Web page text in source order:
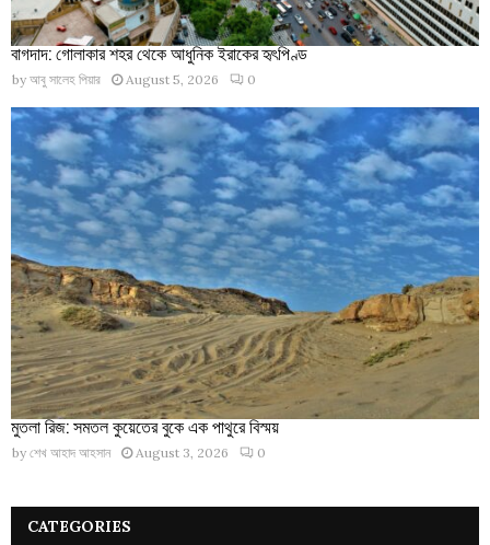
বাগদাদ: গোলাকার শহর থেকে আধুনিক ইরাকের হৃৎপিণ্ড
by আবু সালেহ পিয়ার August 5, 2026 0
মুতলা রিজ: সমতল কুয়েতের বুকে এক পাথুরে বিস্ময়
by শেখ আহাদ আহসান August 3, 2026 0
CATEGORIES